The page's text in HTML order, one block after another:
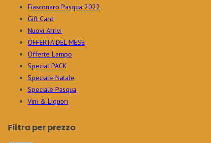
Fiasconaro Pasqua 2022
Gift Card
Nuovi Arrivi
OFFERTA DEL MESE
Offerte Lampo
Special PACK
Speciale Natale
Speciale Pasqua
Vini & Liquori
Filtra per prezzo